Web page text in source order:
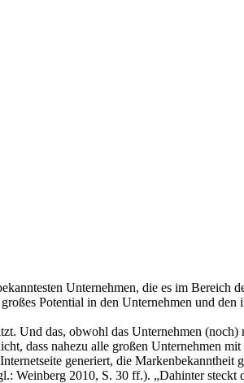
Unternehmen, die es im Bereich
Potential in den Unternehmen und
Und das, obwohl das Unternehmen (noch)
dass nahezu alle großen Unternehmen
generiert, die Markenbekanntheit
Weinberg 2010, S. 30 ff.). „Dahinter